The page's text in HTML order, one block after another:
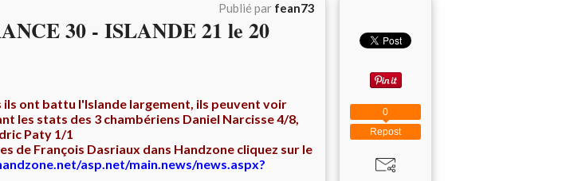
Publié par fean73
30 - ISLANDE 21 le 20
ils ont battu l'Islande largement, ils peuvent voir
les stats des 3 chambériens Daniel Narcisse 4/8,
Paty 1/1
de François Dasriaux dans Handzone cliquez sur le
asp.net/main.news/news.aspx?
Repost
0